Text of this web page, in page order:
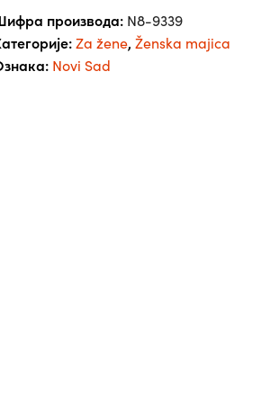
количина
производа: N8-9339
Za žene, Ženska majica
Novi Sad